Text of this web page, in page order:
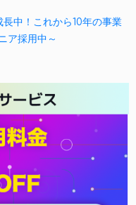
中！これから10年の事業
ア採用中～